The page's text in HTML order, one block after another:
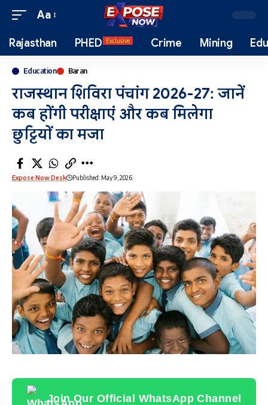
Aa
Rajasthan PHED Exclusive Crime Mining
Education Baran
राजस्थान शिविरा पंचांग 2026-27: जानें
कब होंगी परीक्षाएं और कब मिलेगा
छुट्टियों का मजा
Expose Now Desk Published: May 9, 2026
Join Our Official WhatsApp Channel